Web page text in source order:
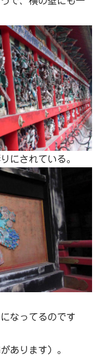
にされている。
なってるのです
あります）。